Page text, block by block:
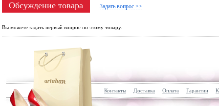
Обсуждение товара Задать вопрос >>
Вы можете задать первый вопрос по этому товару.
Контакты Доставка Оплата Гарантии